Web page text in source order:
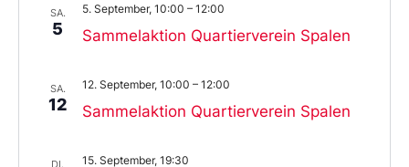
SA.
5 Sammelaktion Quartierverein Spalen
5. September, 10:00 – 12:00
SA.
12 Sammelaktion Quartierverein Spalen
12. September, 10:00 – 12:00
DI. 15. September, 19:30